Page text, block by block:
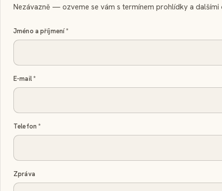
Nezávazně — ozveme se vám s termínem prohlídky a dalšími
Jméno a příjmení*
E-mail*
Telefon *
Zpráva